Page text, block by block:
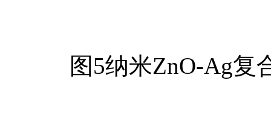
图5纳米ZnO-Ag复